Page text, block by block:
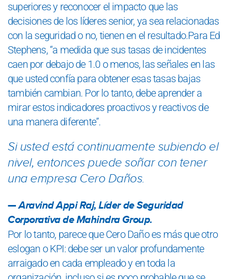
superiores y reconocer el impacto que las
decisiones de los líderes senior, ya sea relacionadas
con la seguridad o no, tienen en el resultado.Para Ed
Stephens, “a medida que sus tasas de incidentes
caen por debajo de 1.0 o menos, las señales en las
que usted confía para obtener esas tasas bajas
también cambian. Por lo tanto, debe aprender a
mirar estos indicadores proactivos y reactivos de
una manera diferente”.
Si usted está continuamente subiendo el
nivel, entonces puede soñar con tener
una empresa Cero Daños.
Aravind Appi Raj, Líder de Seguridad
Corporativa de Mahindra Group.
Por lo tanto, parece que Cero Daño es más que otro
eslogan o KPI: debe ser un valor profundamente
arraigado en cada empleado y en toda la